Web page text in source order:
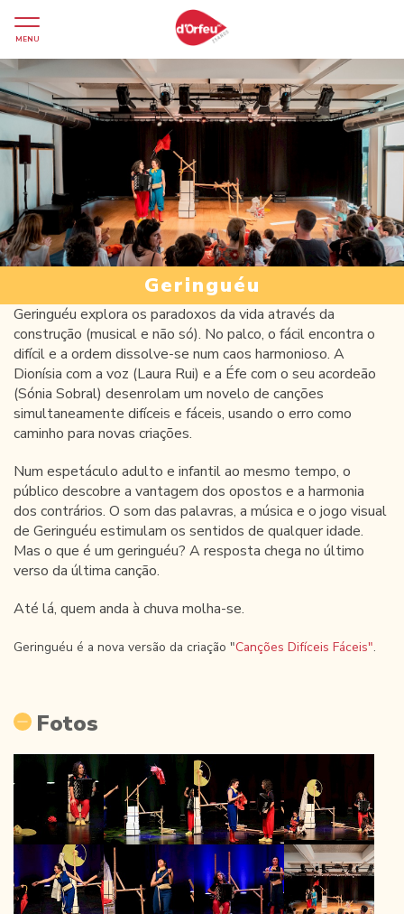
MENU
Geringuéu
Geringuéu explora os paradoxos da vida através da
construção (musical e não só). No palco, o fácil encontra o
difícil e a ordem dissolve-se num caos harmonioso. A
Dionísia com a voz (Laura Rui) e a Éfe com o seu acordeão
(Sónia Sobral) desenrolam um novelo de canções
simultaneamente difíceis e fáceis, usando o erro como
caminho para novas criações.
Num espetáculo adulto e infantil ao mesmo tempo, o
público descobre a vantagem dos opostos e a harmonia
dos contrários. O som das palavras, a música e o jogo visual
de Geringuéu estimulam os sentidos de qualquer idade.
Mas o que é um geringuéu? A resposta chega no último
verso da última canção.
Até lá, quem anda à chuva molha-se.
Geringuéu é a nova versão da criação "Canções Difíceis Fáceis".
Fotos